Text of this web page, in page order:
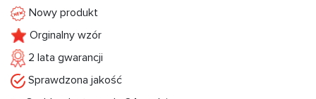
Nowy produkt
Orginalny wzór
2 lata gwarancji
Sprawdzona jakość